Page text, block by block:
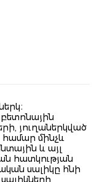
յուղաներկված
մինչև
և այլ
հատկության
սալիկը հնի